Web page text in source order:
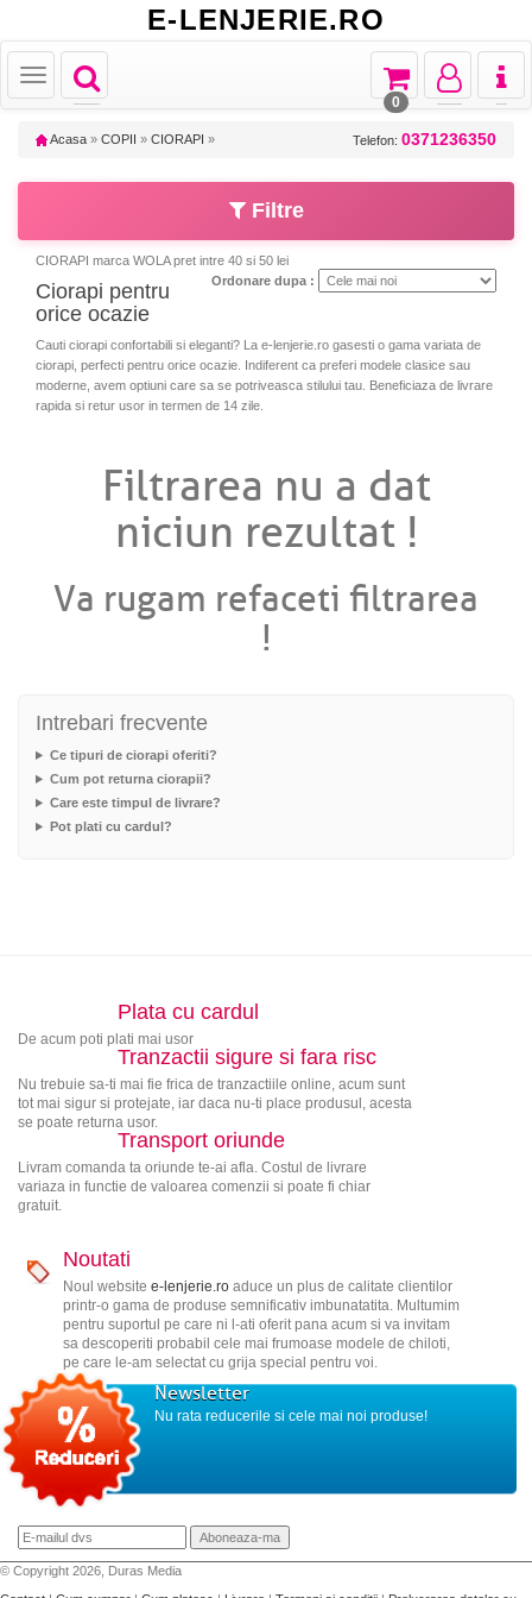
E-LENJERIE.RO
Toggle
navigation
Toggle
Toggle
navigation
Toggle
navigation
Toggle
navigation
0
Acasa » COPII » CIORAPI » Telefon: 0371236350
Filtre
CIORAPI marca WOLA pret intre 40 si 50 lei
Ordonare dupa :
Ciorapi pentru
orice ocazie
Cauti ciorapi confortabili si eleganti? La e-lenjerie.ro gasesti o gama variata de
ciorapi, perfecti pentru orice ocazie. Indiferent ca preferi modele clasice sau
moderne, avem optiuni care sa se potriveasca stilului tau. Beneficiaza de livrare
rapida si retur usor in termen de 14 zile.
Filtrarea nu a dat
niciun rezultat !
Va rugam refaceti filtrarea
!
Intrebari frecvente
Ce tipuri de ciorapi oferiti?
Cum pot returna ciorapii?
Care este timpul de livrare?
Pot plati cu cardul?
Plata cu cardul
De acum poti plati mai usor
Tranzactii sigure si fara risc
Nu trebuie sa-ti mai fie frica de tranzactiile online, acum sunt
tot mai sigur si protejate, iar daca nu-ti place produsul, acesta
se poate returna usor.
Transport oriunde
Livram comanda ta oriunde te-ai afla. Costul de livrare
variaza in functie de valoarea comenzii si poate fi chiar
gratuit.
Noutati
Noul website e-lenjerie.roaduce un plus de calitate clientilor
printr-o gama de produse semnificativ imbunatatita. Multumim
pentru suportul pe care ni l-ati oferit pana acum si va invitam
sa descoperiti probabil cele mai frumoase modele de chiloti,
pe care le-am selectat cu grija special pentru voi.
Newsletter
Nu rata reducerile si cele mai noi produse!
© Copyright 2026, Duras Media